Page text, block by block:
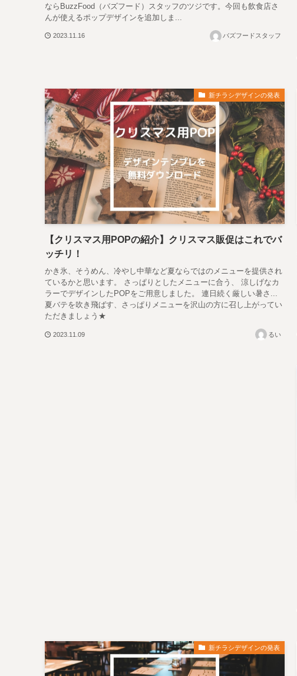
ならBuzzFood（バズフード）スタッフのツジです。今回も飲食店さ
んが使えるポップデザインを追加しま...
2023.11.16 バズフードスタッフ
新チラシデザインの発表
【クリスマス用POPの紹介】クリスマス販促はこれでバ
ッチリ！
かき氷、そうめん、冷やし中華など夏ならではのメニューを提供され
ているかと思います。 さっぱりとしたメニューに合う、 涼しげなカ
ラーでデザインしたPOPをご用意しました。 連日続く厳しい暑さ...
夏バテを吹き飛ばす、さっぱりメニューを沢山の方に召し上がってい
ただきましょう★
2023.11.09 るい
新チラシデザインの発表